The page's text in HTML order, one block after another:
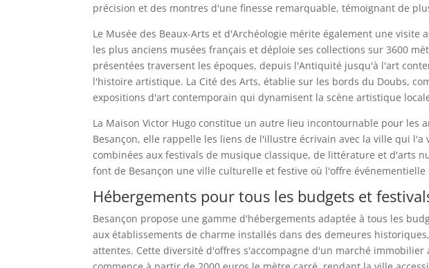
précision et des montres d'une finesse remarquable, témoignant de
Le Musée des Beaux-Arts et d'Archéologie mérite également une visite
les plus anciens musées français et déploie ses collections sur 3600
présentées traversent les époques, depuis l'Antiquité jusqu'à l'art
l'histoire artistique. La Cité des Arts, établie sur les bords du Doubs,
expositions d'art contemporain qui dynamisent la scène artistique
La Maison Victor Hugo constitue un autre lieu incontournable pour les
Besançon, elle rappelle les liens de l'illustre écrivain avec la ville qui
combinées aux festivals de musique classique, de littérature et d'arts
font de Besançon une ville culturelle et festive où l'offre
Hébergements pour tous les budgets et
Besançon propose une gamme d'hébergements adaptée à tous les
aux établissements de charme installés dans des demeures
attentes. Cette diversité d'offres s'accompagne d'un marché